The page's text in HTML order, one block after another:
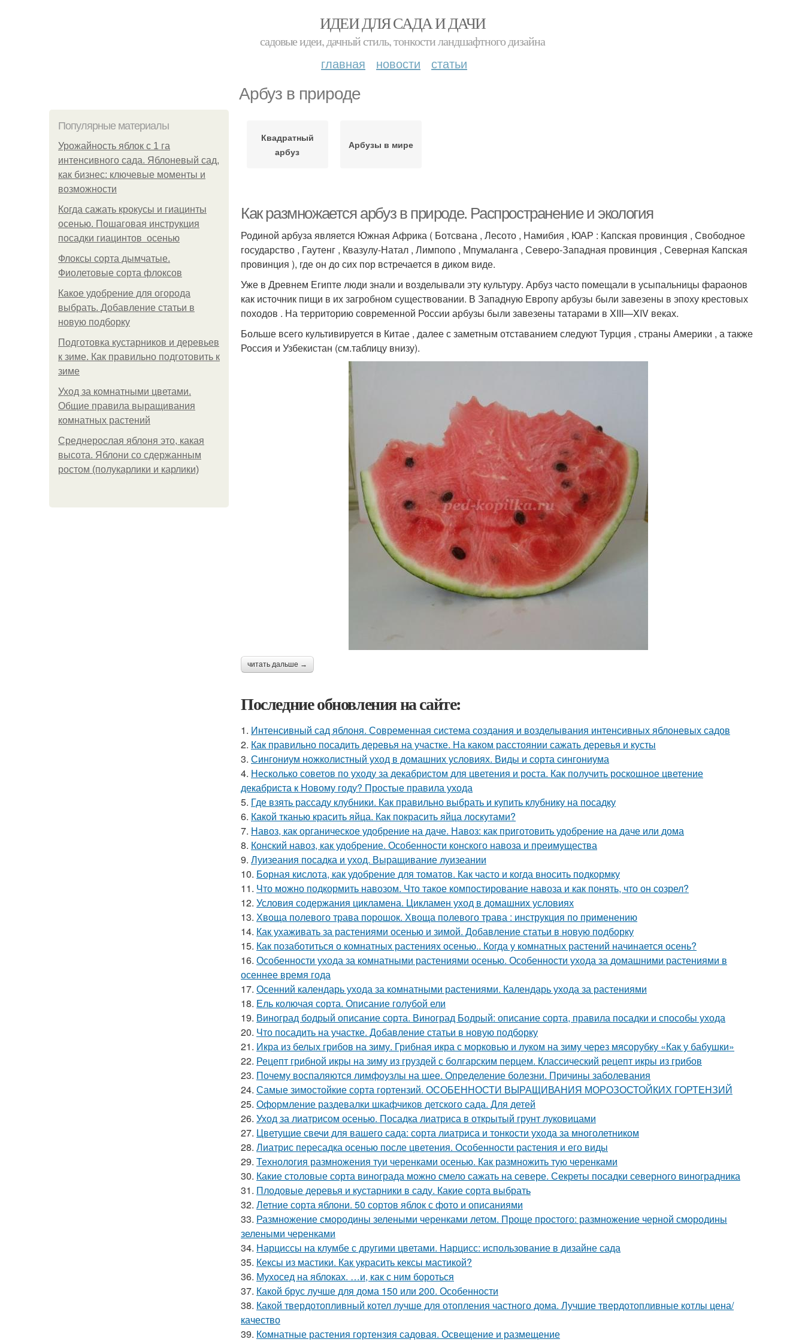
ИДЕИ ДЛЯ САДА И ДАЧИ
садовые идеи, дачный стиль, тонкости ландшафтного дизайна
главная новости статьи
Арбуз в природе
Популярные материалы
Урожайность яблок с 1 га
интенсивного сада. Яблоневый сад,
как бизнес: ключевые моменты и
возможности
Когда сажать крокусы и гиацинты
осенью. Пошаговая инструкция
посадки гиацинтов осенью
Флоксы сорта дымчатые.
Фиолетовые сорта флоксов
Какое удобрение для огорода
выбрать. Добавление статьи в
новую подборку
Подготовка кустарников и деревьев
к зиме. Как правильно подготовить к
зиме
Уход за комнатными цветами.
Общие правила выращивания
комнатных растений
Среднерослая яблоня это, какая
высота. Яблони со сдержанным
ростом (полукарлики и карлики)
Квадратный
арбуз
Арбузы в мире
Как размножается арбуз в природе. Распространение и экология
Родиной арбуза является Южная Африка ( Ботсвана , Лесото , Намибия , ЮАР : Капская провинция , Свободное
государство , Гаутенг , Квазулу-Натал , Лимпопо , Мпумаланга , Северо-Западная провинция , Северная Капская
провинция ), где он до сих пор встречается в диком виде.
Уже в Древнем Египте люди знали и возделывали эту культуру. Арбуз часто помещали в усыпальницы фараонов
как источник пищи в их загробном существовании. В Западную Европу арбузы были завезены в эпоху крестовых
походов . На территорию современной России арбузы были завезены татарами в XIII—XIV веках.
Больше всего культивируется в Китае , далее с заметным отставанием следуют Турция , страны Америки , а также
Россия и Узбекистан (см.таблицу внизу).
читать дальше →
Последние обновления на сайте:
1. Интенсивный сад яблоня. Современная система создания и возделывания интенсивных яблоневых садов
2. Как правильно посадить деревья на участке. На каком расстоянии сажать деревья и кусты
3. Сингониум ножколистный уход в домашних условиях. Виды и сорта сингониума
4. Несколько советов по уходу за декабристом для цветения и роста. Как получить роскошное цветение
декабриста к Новому году? Простые правила ухода
5. Где взять рассаду клубники. Как правильно выбрать и купить клубнику на посадку
6. Какой тканью красить яйца. Как покрасить яйца лоскутами?
7. Навоз, как органическое удобрение на даче. Навоз: как приготовить удобрение на даче или дома
8. Конский навоз, как удобрение. Особенности конского навоза и преимущества
9. Луизеания посадка и уход. Выращивание луизеании
10. Борная кислота, как удобрение для томатов. Как часто и когда вносить подкормку
11. Что можно подкормить навозом. Что такое компостирование навоза и как понять, что он созрел?
12. Условия содержания цикламена. Цикламен уход в домашних условиях
13. Хвоща полевого трава порошок. Хвоща полевого трава : инструкция по применению
14. Как ухаживать за растениями осенью и зимой. Добавление статьи в новую подборку
15. Как позаботиться о комнатных растениях осенью.. Когда у комнатных растений начинается осень?
16. Особенности ухода за комнатными растениями осенью. Особенности ухода за домашними растениями в
осеннее время года
17. Осенний календарь ухода за комнатными растениями. Календарь ухода за растениями
18. Ель колючая сорта. Описание голубой ели
19. Виноград бодрый описание сорта. Виноград Бодрый: описание сорта, правила посадки и способы ухода
20. Что посадить на участке. Добавление статьи в новую подборку
21. Икра из белых грибов на зиму. Грибная икра с морковью и луком на зиму через мясорубку «Как у бабушки»
22. Рецепт грибной икры на зиму из груздей с болгарским перцем. Классический рецепт икры из грибов
23. Почему воспаляются лимфоузлы на шее. Определение болезни. Причины заболевания
24. Самые зимостойкие сорта гортензий. ОСОБЕННОСТИ ВЫРАЩИВАНИЯ МОРОЗОСТОЙКИХ ГОРТЕНЗИЙ
25. Оформление раздевалки шкафчиков детского сада. Для детей
26. Уход за лиатрисом осенью. Посадка лиатриса в открытый грунт луковицами
27. Цветущие свечи для вашего сада: сорта лиатриса и тонкости ухода за многолетником
28. Лиатрис пересадка осенью после цветения. Особенности растения и его виды
29. Технология размножения туи черенками осенью. Как размножить тую черенками
30. Какие столовые сорта винограда можно смело сажать на севере. Секреты посадки северного виноградника
31. Плодовые деревья и кустарники в саду. Какие сорта выбрать
32. Летние сорта яблони. 50 сортов яблок с фото и описаниями
33. Размножение смородины зелеными черенками летом. Проще простого: размножение черной смородины
зелеными черенками
34. Нарциссы на клумбе с другими цветами. Нарцисс: использование в дизайне сада
35. Кексы из мастики. Как украсить кексы мастикой?
36. Мухосед на яблоках. …и, как с ним бороться
37. Какой брус лучше для дома 150 или 200. Особенности
38. Какой твердотопливный котел лучше для отопления частного дома. Лучшие твердотопливные котлы цена/
качество
39. Комнатные растения гортензия садовая. Освещение и размещение